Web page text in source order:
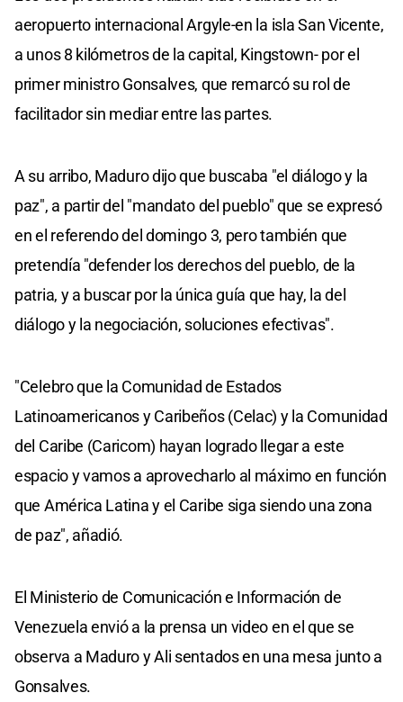
aeropuerto internacional Argyle-en la isla San Vicente,
a unos 8 kilómetros de la capital, Kingstown- por el
primer ministro Gonsalves, que remarcó su rol de
facilitador sin mediar entre las partes.
A su arribo, Maduro dijo que buscaba "el diálogo y la
paz", a partir del "mandato del pueblo" que se expresó
en el referendo del domingo 3, pero también que
pretendía "defender los derechos del pueblo, de la
patria, y a buscar por la única guía que hay, la del
diálogo y la negociación, soluciones efectivas".
"Celebro que la Comunidad de Estados
Latinoamericanos y Caribeños (Celac) y la Comunidad
del Caribe (Caricom) hayan logrado llegar a este
espacio y vamos a aprovecharlo al máximo en función
que América Latina y el Caribe siga siendo una zona
de paz", añadió.
El Ministerio de Comunicación e Información de
Venezuela envió a la prensa un video en el que se
observa a Maduro y Ali sentados en una mesa junto a
Gonsalves.